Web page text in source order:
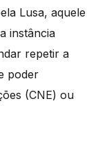
Lusa, aquele
instância
repetir a
poder
(CNE) ou